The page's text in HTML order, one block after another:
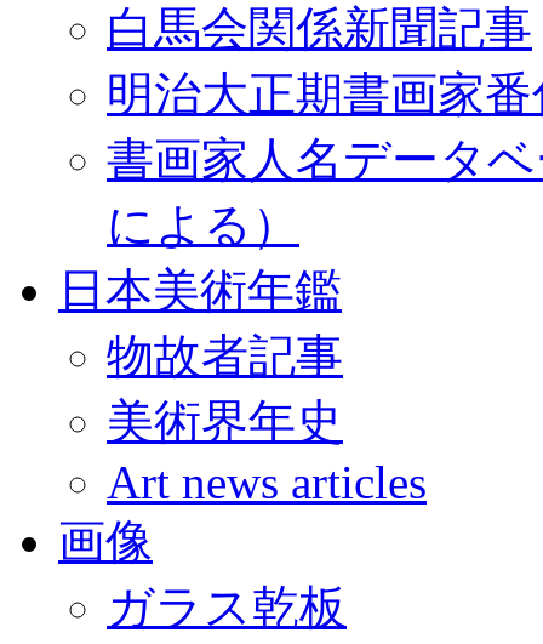
白馬会関係新聞記事
明治大正期書画家
書画家人名データ
による）
日本美術年鑑
物故者記事
美術界年史
Art news articles
画像
ガラス乾板